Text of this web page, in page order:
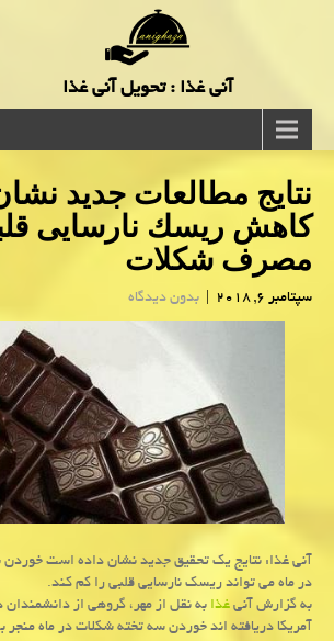
آنی غذا : تحویل آنی غذا
نتایج مطالعات جدید
كاهش ریسك نارسایی
مصرف شكلات
سپتامبر 6, 2018 | بدون دیدگاه
آنی غذا: نتایج یك تحقیق جدید نشان داده است خوردن
در ماه می تواند ریسك نارسایی قلبی را كم كند.
به گزارش آنیغذابه نقل از مهر، گروهی از